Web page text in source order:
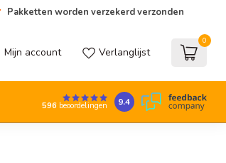
Pakketten worden verzekerd verzonden
Mijn account Verlanglijst
0
596beoordelingen 9.4